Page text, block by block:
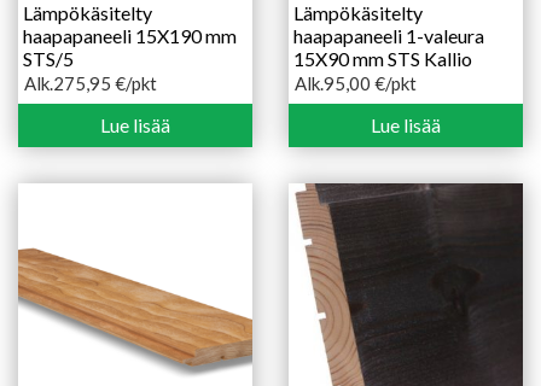
Lämpökäsitelty
haapapaneeli 15X190 mm
STS/5
Alk.275,95 €
Hintaluokka:
-
/pkt
Lue lisää
Lämpökäsitelty
haapapaneeli 1-valeura
15X90 mm STS Kallio
Alk.95,00 €
Hintaluokka:
-
/pkt
Lue lisää